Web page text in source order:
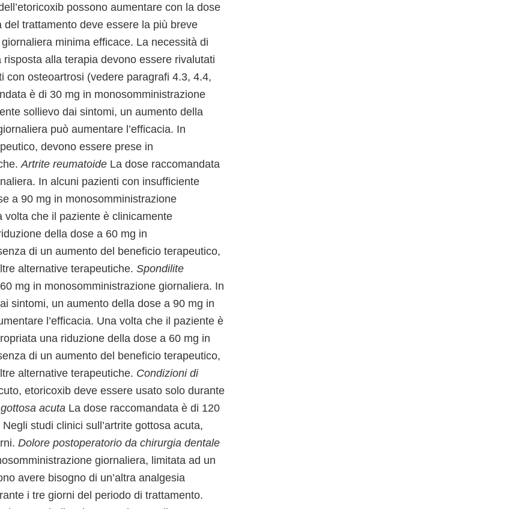
possono aumentare con la dose
trattamento deve essere la più breve
minima efficace. La necessità di
alla terapia devono essere rivalutati
con osteoartrosi (vedere paragrafi 4.3, 4.4,
è di 30 mg in monosomministrazione
sollievo dai sintomi, un aumento della
può aumentare l’efficacia. In
devono essere prese in
Artrite reumatoide La dose raccomandata
In alcuni pazienti con insufficiente
a 90 mg in monosomministrazione
volta che il paziente è clinicamente
della dose a 60 mg in
di un aumento del beneficio terapeutico,
alternative terapeutiche. Spondilite
mg in monosomministrazione giornaliera. In
sintomi, un aumento della dose a 90 mg in
l’efficacia. Una volta che il paziente è
una riduzione della dose a 60 mg in
di un aumento del beneficio terapeutico,
alternative terapeutiche. Condizioni di
etoricoxib deve essere usato solo durante
acuta La dose raccomandata è di 120
studi clinici sull’artrite gottosa acuta,
Dolore postoperatorio da chirurgia dentale
giornaliera, limitata ad un
avere bisogno di un’altra analgesia
i tre giorni del periodo di trattamento.